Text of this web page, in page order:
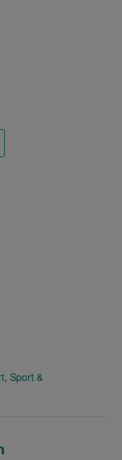
, Sport &